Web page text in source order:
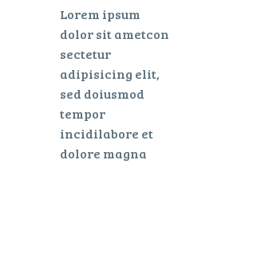
Lorem ipsum
dolor sit ametcon
sectetur
adipisicing elit,
sed doiusmod
tempor
incidilabore et
dolore magna